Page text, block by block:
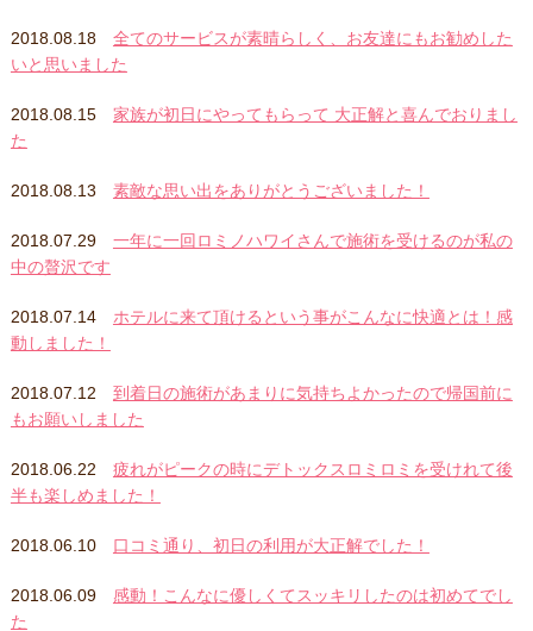
2018.08.18
全てのサービスが素晴らしく、お友達にもお勧めした
いと思いました
2018.08.15
家族が初日にやってもらって 大正解と喜んでおりまし
た️
2018.08.13 素敵な思い出をありがとうございました！
2018.07.29
一年に一回ロミノハワイさんで施術を受けるのが私の
中の贅沢です
2018.07.14
ホテルに来て頂けるという事がこんなに快適とは！感
動しました！
2018.07.12
到着日の施術があまりに気持ちよかったので帰国前に
もお願いしました
2018.06.22
疲れがピークの時にデトックスロミロミを受けれて後
半も楽しめました！
2018.06.10 口コミ通り、初日の利用が大正解でした！
2018.06.09
感動！こんなに優しくてスッキリしたのは初めてでし
た